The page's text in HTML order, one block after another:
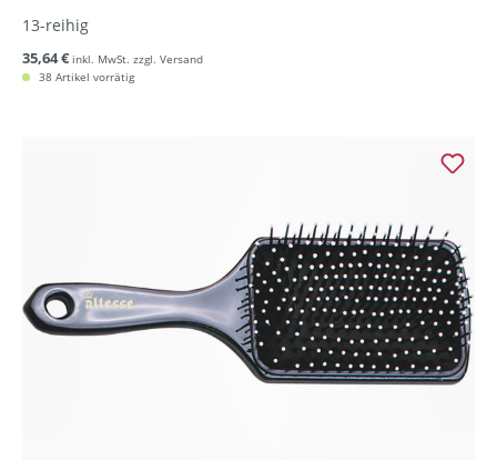
13-reihig
35,64 € inkl. MwSt. zzgl. Versand
38 Artikel vorrätig